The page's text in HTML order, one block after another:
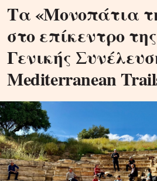
Τα «Μονοπάτια
στο επίκεντρο
Γενικής
Mediterranean